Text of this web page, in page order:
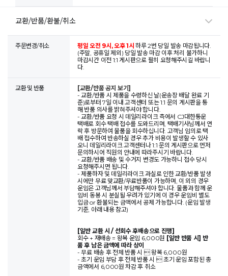
교환/반품/환불/취소
주문변경/취소 평일 오전 9시, 오후 1시하루 2번 당일 발송 마감됩니다.
(주말, 공휴일 제외) 당일 발송 마감 이후 처리 불가하니
마감시간 이전 1:1 게시판으로 필히 요청해주시길 바랍니
다.
교환 및 반품
[교환/반품 공지 보기]
- 교환/반품 시 제품을 수령하신 날(운송장 배달 완료 기
준)로부터 7일 이내 고객센터 또는 1:1 문의 게시판을 통
해 반품 의사를 밝혀주셔야 합니다.
- 교환/반품 요청 시 데일리라이크 측에서 CJ대한통운
택배로 회수 택배 접수를 도와드리며, 택배기사님께서 연
락 후 방문하여 물품을 회수하십니다. 고객님 임의로 택
배 접수하여 반송하실 경우 추가 비용이 발생할 수 있사
오니 데일리라이크 고객센터나 1:1 문의 게시판으로 먼저
문의하시어 직원의 안내에 따라주시기 바랍니다.
- 교환/반품 배송 및 수거지 변경도 가능하니 접수 당시
요청해주시면 됩니다.
- 제품하자 및 데일리라이크 과실로 인한 교환/반품 발생
시에만 무료 맞교환/무료반품이 가능하며, 이 외의 경우
운임은 고객님께서 부담해주셔야 합니다. 물품과 함께 운
임비 동봉 시 분실될 우려가 있기에 이 경우 운임비 별도
입금 or 환불되는 금액에서 공제 가능합니다. (운임 발생
기준, 아래 내용 참고)
[일반 교환 시 / 선회수 후배송으로 진행]
회수 + 재배송 = 왕복 운임 6,000원 [일반 반품 시] 반
품 후 남은 금액에 따라 상이
- 무료 배송 후 전체 반품 시  왕복 6,000원
- 초기 운임 부담 후 전체 반품 시  초기 운임 포함된 총
금액에서 6,000원 차감 후 취소